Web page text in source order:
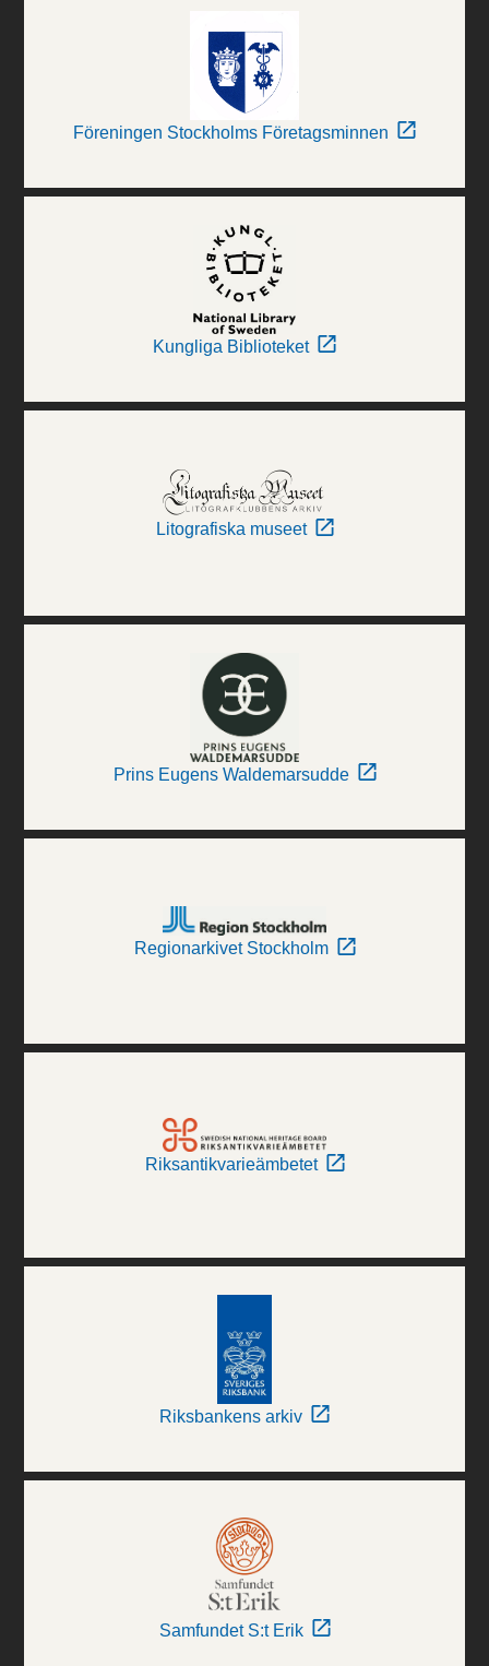
Föreningen Stockholms Företagsminnen
Kungliga Biblioteket
Litografiska museet
Prins Eugens Waldemarsudde
Regionarkivet Stockholm
Riksantikvarieämbetet
Riksbankens arkiv
Samfundet S:t Erik